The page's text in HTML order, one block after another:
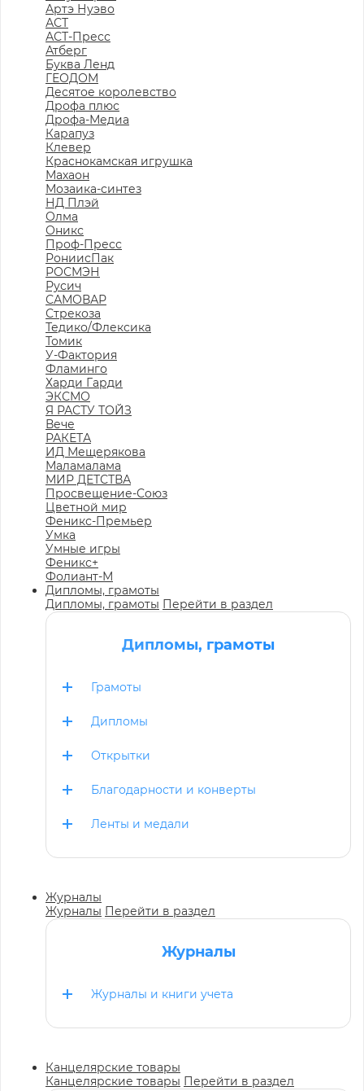
Артэ Нуэво
АСТ
АСТ-Пресс
Атберг
Буква Ленд
ГЕОДОМ
Десятое королевство
Дрофа плюс
Дрофа-Медиа
Карапуз
Клевер
Краснокамская игрушка
Махаон
Мозаика-синтез
НД Плэй
Олма
Оникс
Проф-Пресс
РониисПак
РОСМЭН
Русич
САМОВАР
Стрекоза
Тедико/Флексика
Томик
У-Фактория
Фламинго
Харди Гарди
ЭКСМО
Я РАСТУ ТОЙЗ
Вече
РАКЕТА
ИД Мещерякова
Маламалама
МИР ДЕТСТВА
Просвещение-Союз
Цветной мир
Феникс-Премьер
Умка
Умные игры
Феникс+
Фолиант-М
Дипломы, грамоты
Дипломы, грамоты Перейти в раздел
Дипломы, грамоты
Грамоты
Дипломы
Открытки
Благодарности и конверты
Ленты и медали
Журналы
Журналы Перейти в раздел
Журналы
Журналы и книги учета
Канцелярские товары
Канцелярские товары Перейти в раздел